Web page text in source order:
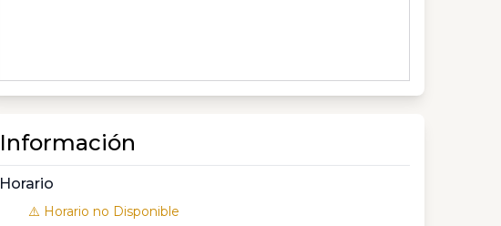
Información
Horario
⚠️ Horario no Disponible